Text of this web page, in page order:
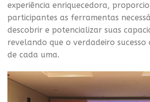
experiência enriquecedora,
participantes as ferramentas
descobrir e potencializar suas
revelando que o verdadeiro sucesso
de cada uma.